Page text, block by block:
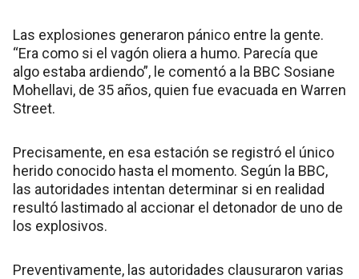
Las explosiones generaron pánico entre la gente.
“Era como si el vagón oliera a humo. Parecía que
algo estaba ardiendo”, le comentó a la BBC Sosiane
Mohellavi, de 35 años, quien fue evacuada en Warren
Street.
Precisamente, en esa estación se registró el único
herido conocido hasta el momento. Según la BBC,
las autoridades intentan determinar si en realidad
resultó lastimado al accionar el detonador de uno de
los explosivos.
Preventivamente, las autoridades clausuraron varias